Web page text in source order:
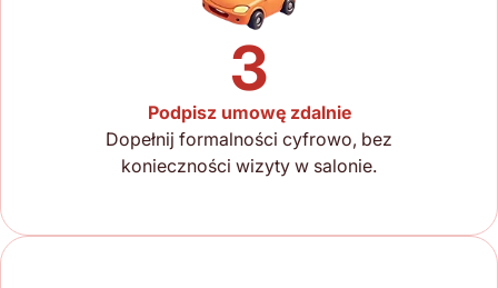
3
Podpisz umowę zdalnie
Dopełnij formalności cyfrowo, bez
konieczności wizyty w salonie.